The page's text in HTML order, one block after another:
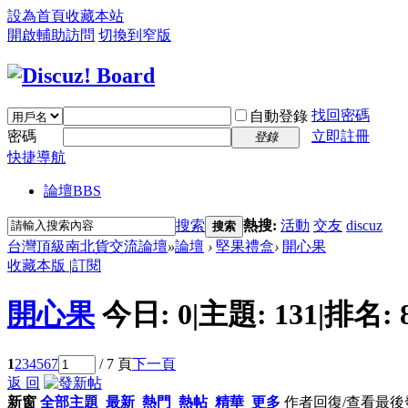
設為首頁收藏本站
開啟輔助訪問 切換到窄版
自動登錄 找回密碼
密碼
登錄
立即註冊
快捷導航
論壇BBS
搜索 搜索 熱搜: 活動 交友 discuz
台灣頂級南北貨交流論壇»論壇 › 堅果禮盒› 開心果
收藏本版 |訂閱
開心果 今日: 0|主題: 131|排名:
1234567 / 7 頁下一頁
返 回
新窗 全部主題 最新 熱門 熱帖 精華 更多 作者回復/查看最後